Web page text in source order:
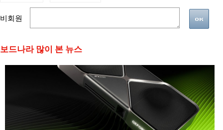
비회원
보드나라 많이 본 뉴스